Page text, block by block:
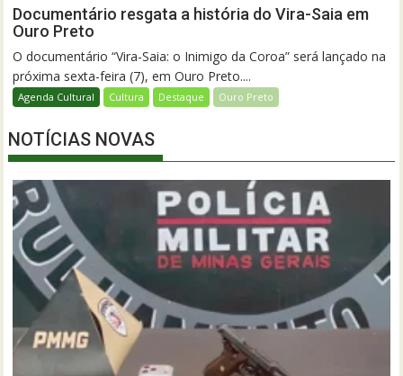
Documentário resgata a história do Vira-Saia em
Ouro Preto
O documentário “Vira-Saia: o Inimigo da Coroa” será lançado na
próxima sexta-feira (7), em Ouro Preto....
Agenda Cultural Cultura Destaque Ouro Preto
NOTÍCIAS NOVAS